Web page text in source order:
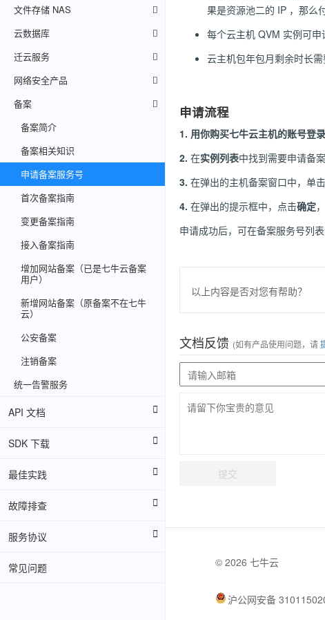
文件存储 NAS
云数据库
迁云服务
网络安全产品
备案
备案简介
备案相关知识
申请备案服务号
首次备案指南
变更备案指南
接入备案指南
增加网站备案（已是七牛云备案
用户）
新增网站备案（原备案不在七牛
云）
公安备案
注销备案
统一告警服务
API 文档
SDK 下载
最佳实践
故障排查
服务协议
常见问题
果是资源池二的 IP ，那么
每个云主机 QVM 实例可
云主机包年包月剩余时长
申请流程
1. 用你购买七牛云主机的账号登录
2. 在实例列表中找到需要申请备
3. 在弹出的主机备案窗口中，单击
4. 在弹出的提示框中，点击确定
申请成功后，可在备案服务号列
以上内容是否对您有帮助？
文档反馈 (如有产品使用问题，请
提交
© 2026 七牛云
沪公网安备